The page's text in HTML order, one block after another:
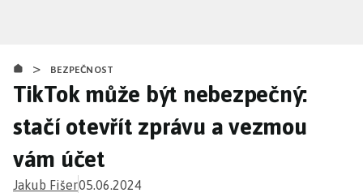
obsahu
> BEZPEČNOST
TikTok může být nebezpečný:
stačí otevřít zprávu a vezmou
vám účet
Jakub Fišer05.06.2024